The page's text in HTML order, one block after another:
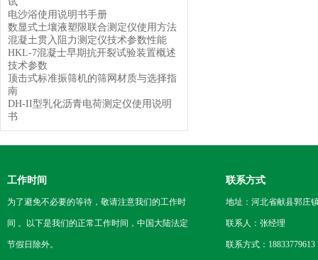
电沙浴使用说明书手册
数显式土壤液塑限联合测定仪使用方法
混凝土贯入阻力测定仪技术参数性能
HKL-7混凝士早期抗开裂试验装置概述
技术参数
顶击式标准振筛机的筛网材质与选择指
南
DH-II型乳化沥青电荷测定仪使用说明
书
工作时间
为了避免不必要的等待，敬请注意我们的工作时
间 。以下是我们的正常工作时间，中国大陆法定
节假日除外。
联系方式
地址：河北省献县郭庄
联系人：张经理
联系方式：18833779613